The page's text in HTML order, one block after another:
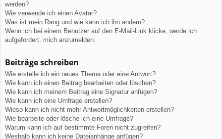
werden?
Wie verwende ich einen Avatar?
Was ist mein Rang und wie kann ich ihn ändern?
Wenn ich bei einem Benutzer auf den E-Mail-Link klicke, werde ich
aufgefordert, mich anzumelden.
Beiträge schreiben
Wie erstelle ich ein neues Thema oder eine Antwort?
Wie kann ich einen Beitrag bearbeiten oder löschen?
Wie kann ich meinem Beitrag eine Signatur anfügen?
Wie kann ich eine Umfrage erstellen?
Wieso kann ich nicht mehr Antwortmöglichkeiten erstellen?
Wie bearbeite oder lösche ich eine Umfrage?
Warum kann ich auf bestimmte Foren nicht zugreifen?
Weshalb kann ich keine Dateianhänge anfügen?